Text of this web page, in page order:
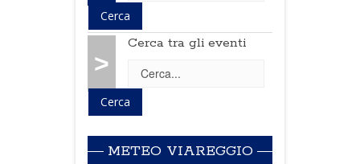
>
Cerca tra gli eventi
METEO VIAREGGIO